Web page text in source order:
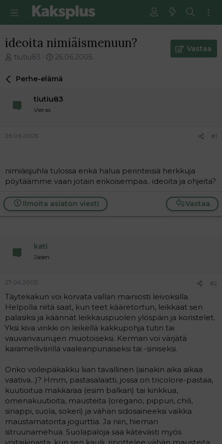
ideoita nimiäismenuun?
V
e
i
t
a
l
o
i
t
t
tiutiu83
E
s
m
e
t
i
26.06.2005
Vastaa
Perhe-elämä
tiutiu83
Vieras
26.06.2005 #1
nimiäisjuhla tulossa enkä halua perinteisiä herkkuja
pöytäämme vaan jotain erikoisempaa.. ideoita ja ohjeita?
Vastaa
Ilmoita asiaton viesti
kati
Jäsen
27.06.2005 #2
Täytekakun voi korvata vallan mainiosti leivoksilla.
Helpolla niitä saat, kun teet kääretortun, leikkaat sen
palasiksi ja käännät leikkauspuolen ylöspäin ja koristelet.
Yksi kiva vinkki on leikellä kakkupohja tutin tai
vauvanvaunujen muotoiseksi. Kerman voi värjätä
karamellivärillä vaaleanpunaiseksi tai -siniseksi.
Onko voileipäkakku liian tavallinen (ainakin aika aikaa
vaativa...)? Hmm, pastasalaatti, jossa on tricolore-pastaa,
kuutioitua makkaraa (esim balkan) tai kinkkua,
omenakuutioita, mausteita (oregano, pippuri, chili,
sinappi, suola, sokeri) ja vähän sidosaineeksi vaikka
maustamatonta jogurttia. Ja niin, hieman
sitruunamehua. Suolapaloja saa kätevästi myös